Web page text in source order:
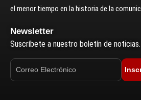
el menor tiempo en la historia de la
Newsletter
Suscríbete a nuestro boletín de noticias.